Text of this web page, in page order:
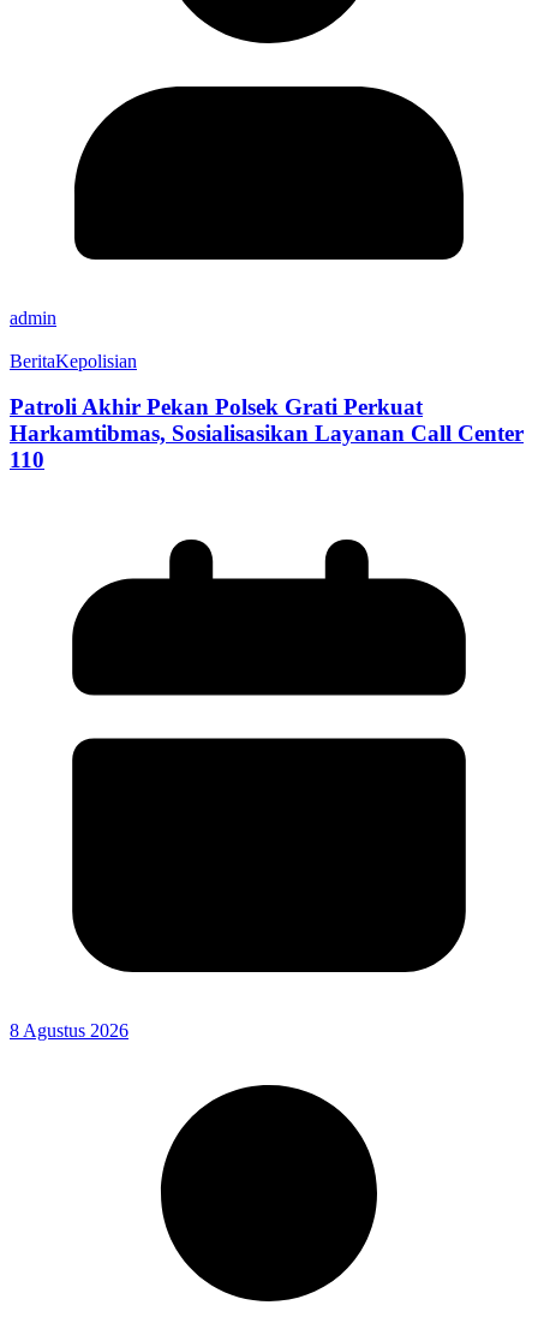
admin
BeritaKepolisian
Patroli Akhir Pekan Polsek Grati Perkuat
Harkamtibmas, Sosialisasikan Layanan Call Center
110
8 Agustus 2026